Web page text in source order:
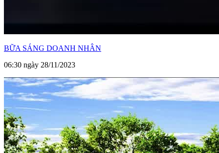
BỮA SÁNG DOANH NHÂN
06:30 ngày 28/11/2023